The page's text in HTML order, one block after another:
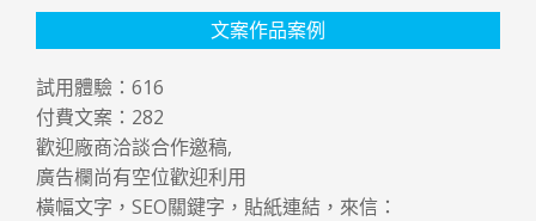
文案作品案例
試用體驗： 616
付費文案： 282
歡迎廠商洽談合作邀稿,
廣告欄尚有空位歡迎利用
橫幅文字，SEO關鍵字，貼紙連結，來信：